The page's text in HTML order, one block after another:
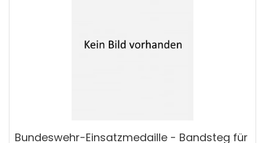
Bundeswehr-Einsatzmedaille - Bandsteg für